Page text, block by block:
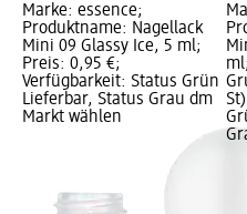
Marke: essence;
Produktname: Nagellack
Mini 09 Glassy Ice, 5 ml;
Preis: 0,95 €;
Verfügbarkeit: Status Grün
Lieferbar, Status Grau dm
Markt wählen